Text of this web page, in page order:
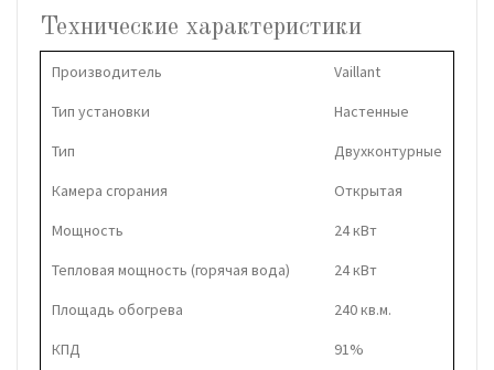
Технические характеристики
Производитель
Vaillant
Тип установки
Настенные
Тип
Двухконтурные
Камера сгорания
Открытая
Мощность
24 кВт
Тепловая мощность (горячая вода)
24 кВт
Площадь обогрева
240 кв.м.
КПД
91%